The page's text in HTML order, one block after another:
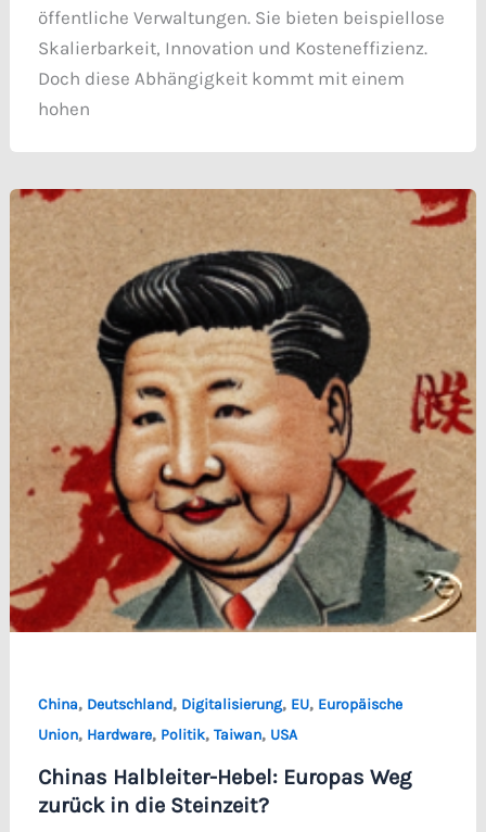
öffentliche Verwaltungen. Sie bieten beispiellose
Skalierbarkeit, Innovation und Kosteneffizienz.
Doch diese Abhängigkeit kommt mit einem
hohen
China, Deutschland, Digitalisierung, EU, Europäische
Union, Hardware, Politik, Taiwan, USA
Chinas Halbleiter-Hebel: Europas Weg
zurück in die Steinzeit?